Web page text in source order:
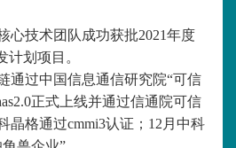
心技术团队成功获批2021年度
计划项目。
通过中国信息通信研究院“可信
正式上线并通过信通院可信
晶格通过cmmi3认证；12月中科